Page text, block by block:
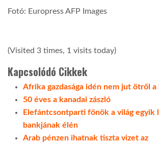
Fotó: Europress AFP Images
(Visited 3 times, 1 visits today)
Kapcsolódó Cikkek
Afrika gazdasága idén nem jut ötről a
50 éves a kanadai zászló
Elefántcsontparti főnök a világ egyik
bankjának élén
Arab pénzen ihatnak tiszta vizet az